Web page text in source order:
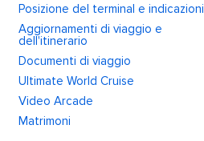
Posizione del terminal e indicazioni
Aggiornamenti di viaggio e
dell'itinerario
Documenti di viaggio
Ultimate World Cruise
Video Arcade
Matrimoni